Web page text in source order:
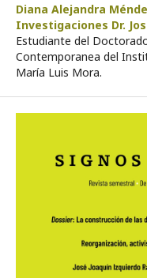
Diana Alejandra
Investigaciones Dr.
Estudiante del
Contemporanea del
María Luis Mora.